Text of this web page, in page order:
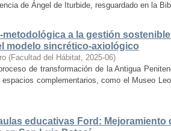
de Ángel de Iturbide, resguardado en la
a la gestión
modelo sincrético-axiológico
(Facultad del Hábitat, 2025-06)
de transformación de la Antigua
complementarios, como el Museo
educativas Ford: